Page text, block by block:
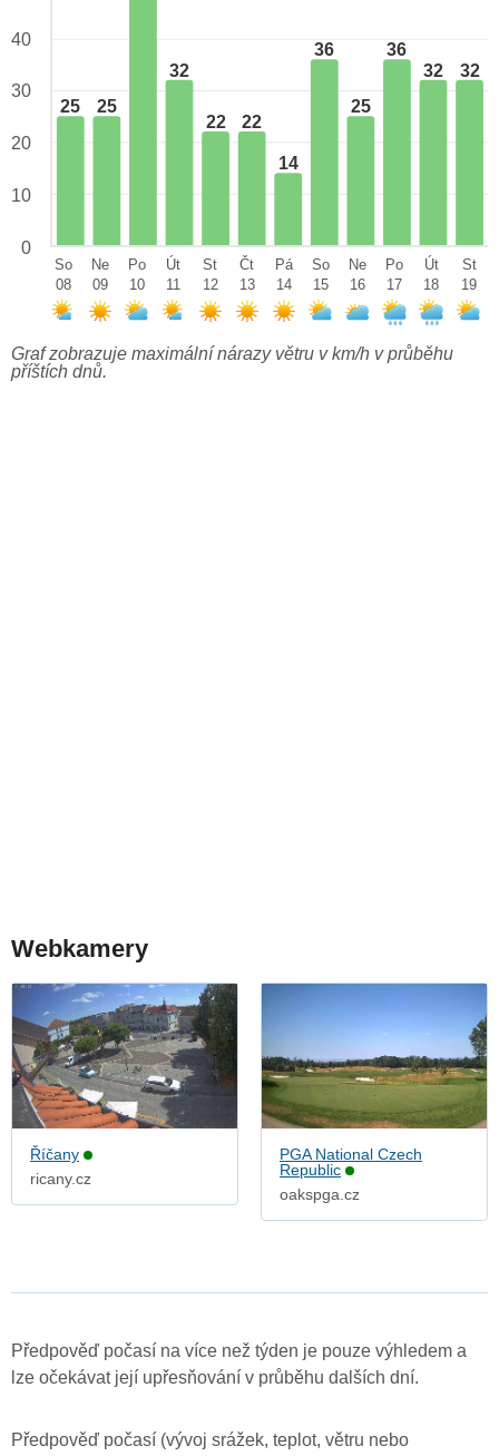
25 25
32
22 22
14
36
25
36
32
32
40
30
20
10
0
So
08
Ne
09
Po
10
Út
11
St
12
Čt
13
Pá
14
So
15
Ne
16
Po
17
Út
18
St
19
Graf zobrazuje maximální nárazy větru v km/h v průběhu
příštích dnů.
Webkamery
Říčany
ricany.cz
PGA National Czech
Republic
oakspga.cz
Předpověď počasí na více než týden je pouze výhledem a
lze očekávat její upřesňování v průběhu dalších dní.
Předpověď počasí (vývoj srážek, teplot, větru nebo